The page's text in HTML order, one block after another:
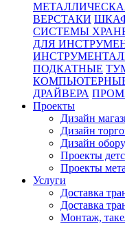
ВЕРСТАКИ
СИСТЕМЫ
ДЛЯ
ПОДКАТНЫЕ
ДРАЙВЕРА
Проекты
Дизайн
Дизайн
Дизайн
Проекты
Проекты
Услуги
Доставка
Доставка
Монтаж,